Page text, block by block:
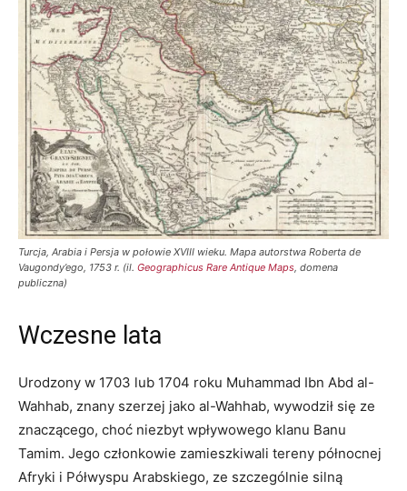
Turcja, Arabia i Persja w połowie XVIII wieku. Mapa autorstwa Roberta de
Vaugondy’ego, 1753 r. (il. Geographicus Rare Antique Maps, domena
publiczna)
Wczesne lata
Urodzony w 1703 lub 1704 roku Muhammad Ibn Abd al-
Wahhab, znany szerzej jako al-Wahhab, wywodził się ze
znaczącego, choć niezbyt wpływowego klanu Banu
Tamim. Jego członkowie zamieszkiwali tereny północnej
Afryki i Półwyspu Arabskiego, ze szczególnie silną